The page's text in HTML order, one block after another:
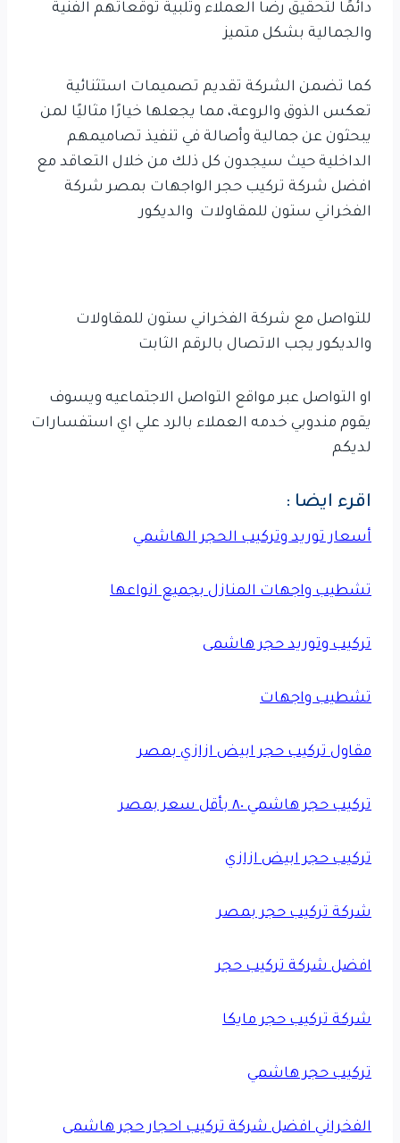
دائمًا لتحقيق رضا العملاء وتلبية توقعاتهم الفنية
والجمالية بشكل متميز
كما تضمن الشركة تقديم تصميمات استثنائية
تعكس الذوق والروعة، مما يجعلها خيارًا مثاليًا لمن
يبحثون عن جمالية وأصالة في تنفيذ تصاميمهم
الداخلية حيث سيجدون كل ذلك من خلال التعاقد مع
افضل شركة تركيب حجر الواجهات بمصر شركة
الفخراني ستون للمقاولات والديكور
للتواصل مع شركة الفخراني ستون للمقاولات
والديكور يجب الاتصال بالرقم الثابت
او التواصل عبر مواقع التواصل الاجتماعيه ويسوف
يقوم مندوبي خدمه العملاء بالرد علي اي استفسارات
لديكم
اقرء ايضا :
أسعار توريد وتركيب الحجر الهاشمي
تشطيب واجهات المنازل بجميع انواعها
تركيب وتوريد حجر هاشمى
تشطيب واجهات
مقاول تركيب حجر ابيض ازازي بمصر
تركيب حجر هاشمي ٨٠ بأقل سعر بمصر
تركيب حجر ابيض ازازي
شركة تركيب حجر بمصر
افضل شركة تركيب حجر
شركة تركيب حجر مايكا
تركيب حجر هاشمي
الفخراني افضل شركة تركيب احجار حجر هاشمى